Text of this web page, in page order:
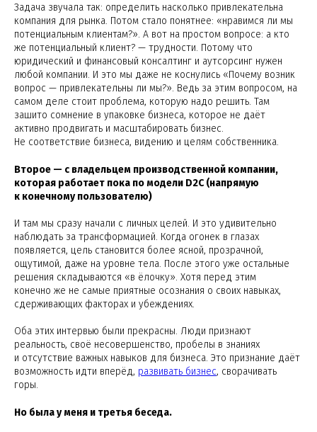
Задача звучала так: определить насколько привлекательна
компания для рынка. Потом стало понятнее: «нравимся ли мы
потенциальным клиентам?». А вот на простом вопросе: а кто
же потенциальный клиент? — трудности. Потому что
юридический и финансовый консалтинг и аутсорсинг нужен
любой компании. И это мы даже не коснулись «Почему возник
вопрос — привлекательны ли мы?». Ведь за этим вопросом, на
самом деле стоит проблема, которую надо решить. Там
зашито сомнение в упаковке бизнеса, которое не даёт
активно продвигать и масштабировать бизнес.
Не соответствие бизнеса, видению и целям собственника.
Второе — с владельцем производственной компании,
которая работает пока по модели D2С (напрямую
к конечному пользователю)
И там мы сразу начали с личных целей. И это удивительно
наблюдать за трансформацией. Когда огонек в глазах
появляется, цель становится более ясной, прозрачной,
ощутимой, даже на уровне тела. После этого уже остальные
решения складываются «в ёлочку». Хотя перед этим
конечно же не самые приятные осознания о своих навыках,
сдерживающих факторах и убеждениях.
Оба этих интервью были прекрасны. Люди признают
реальность, своё несовершенство, пробелы в знаниях
и отсутствие важных навыков для бизнеса. Это признание даёт
возможность идти вперёд, развивать бизнес, сворачивать
горы.
Но была у меня и третья беседа.